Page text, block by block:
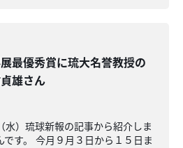
最優秀賞に琉大名誉教授の
雄さん
水）琉球新報の記事から紹介しま
す。 今月９月３日から１５日ま